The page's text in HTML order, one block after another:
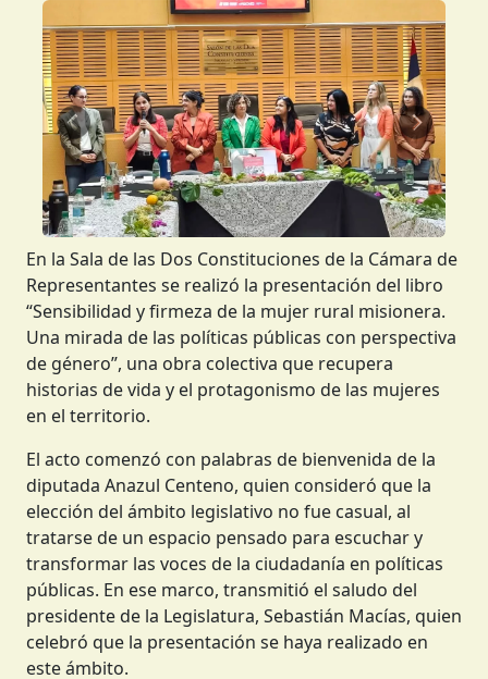
Anterior
En la Sala de las Dos Constituciones de la Cámara de
Representantes se realizó la presentación del libro
“Sensibilidad y firmeza de la mujer rural misionera.
Una mirada de las políticas públicas con perspectiva
historias de vida y el protagonismo de las mujeres
en el territorio.
El acto comenzó con palabras de bienvenida de la
diputada Anazul Centeno, quien consideró que la
elección del ámbito legislativo no fue casual, al
tratarse de un espacio pensado para escuchar y
transformar las voces de la ciudadanía en políticas
públicas. En ese marco, transmitió el saludo del